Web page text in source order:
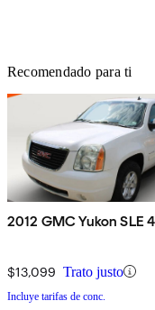
Recomendado para ti
2012 GMC Yukon SLE
$13,099 Trato justo
Incluye tarifas de conc.